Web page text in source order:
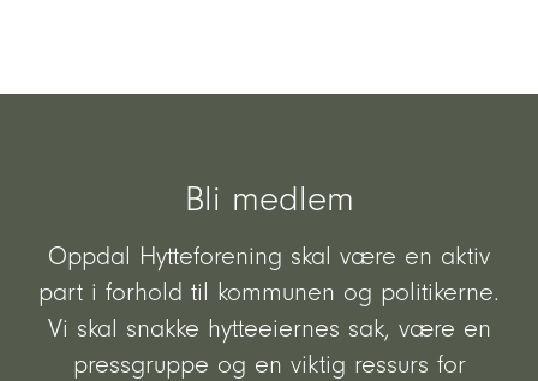
Bli medlem
Oppdal Hytteforening skal være en aktiv
part i forhold til kommunen og politikerne.
Vi skal snakke hytteeiernes sak, være en
pressgruppe og en viktig ressurs for